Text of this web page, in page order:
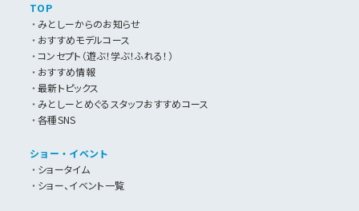
TOP
みとしーからのお知らせ
おすすめモデルコース
コンセプト（遊ぶ！学ぶ！ふれる！）
おすすめ情報
最新トピックス
みとしーとめぐるスタッフおすすめコース
各種SNS
ショー・イベント
ショータイム
ショー、イベント一覧